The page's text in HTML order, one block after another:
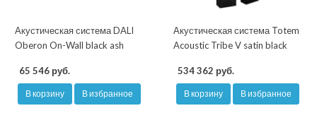
Акустическая система DALI
Oberon On-Wall black ash
65 546 руб.
В корзину В избранное
Акустическая система Totem
Acoustic Tribe V satin black
534 362 руб.
В корзину В избранное